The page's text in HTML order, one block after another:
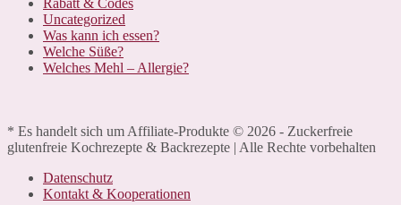
Rabatt & Codes
Uncategorized
Was kann ich essen?
Welche Süße?
Welches Mehl – Allergie?
* Es handelt sich um Affiliate-Produkte © 2026 - Zuckerfreie
glutenfreie Kochrezepte & Backrezepte | Alle Rechte vorbehalten
Datenschutz
Kontakt & Kooperationen